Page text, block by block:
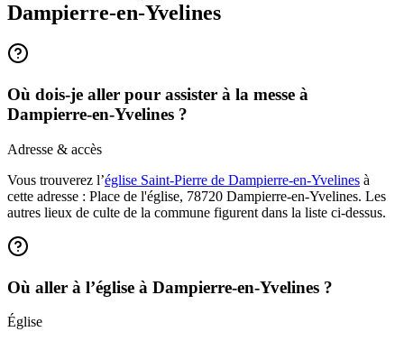
Dampierre-en-Yvelines
Où dois-je aller pour assister à la messe à
Dampierre-en-Yvelines ?
Adresse & accès
Vous trouverez l’église Saint-Pierre de Dampierre-en-Yvelines à
cette adresse : Place de l'église, 78720 Dampierre-en-Yvelines. Les
autres lieux de culte de la commune figurent dans la liste ci-dessus.
Où aller à l’église à Dampierre-en-Yvelines ?
Église